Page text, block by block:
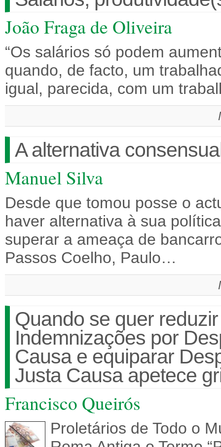
João Fraga de Oliveira
“Os salários só podem
quando, de facto, um
igual, parecida, com um
A alternativa
Manuel Silva
Desde que tomou posse o
haver alternativa à sua
superar a ameaça de
Passos Coelho, Paulo…
Quando se quer
Indemnizações por
Causa e equiparar
Justa Causa apetece
Francisco Queirós
Proletários de Todo o